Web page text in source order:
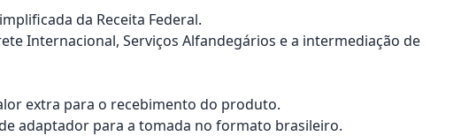
da Receita Federal.
Internacional, Serviços Alfandegários e a intermediação de
extra para o recebimento do produto.
adaptador para a tomada no formato brasileiro.